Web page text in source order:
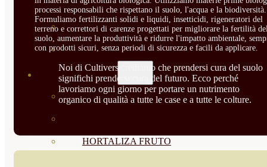
PLANTAS
PLANTAS INTERIOR
GROWPUNCH
SEMILLAS
VER TODAS
HORTALIZA FRUTO
processi responsabili che rispettano il suolo, l'acqua e la biodiversità.
Formuliamo fertilizzanti solidi e liquidi, insetticidi, rigeneratori del
terreno e correttori di carenze progettati per migliorare la fertilità
suolo, aumentare la produttività e ridurre l'impatto ambientale,
con prodotti sicuri, senza periodi di sicurezza e facili da applicare.
Noi di Cultivers crediamo che prendersi cura del suolo
significhi prendersi cura del futuro. Ecco perché
lavoriamo ogni giorno per portare un nutrimento
organico di qualità a tutte le case e a tutte le colture.